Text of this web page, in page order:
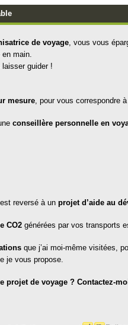
de voyage, vous vous
main.
laisser guider !
mesure, pour vous correspondre
conseillère personnelle en
reversé à un projet d’aide au
CO2 générées par vos transports
que j’ai moi-même visitées,
je vous propose.
projet de voyage ? Contactez-